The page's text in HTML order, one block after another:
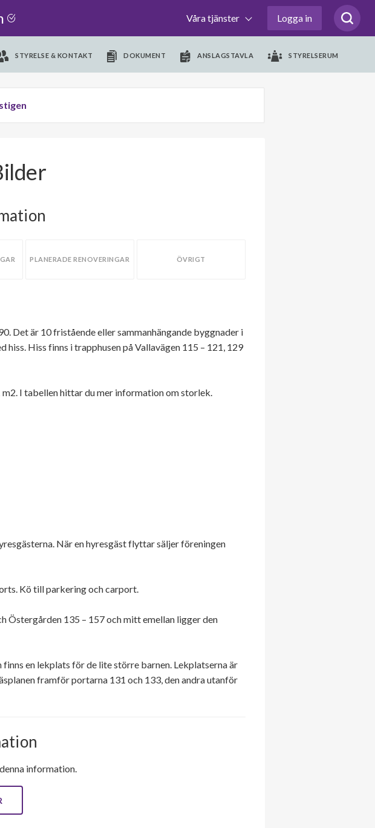
Våra tjänster Logga in
STYRELSE & KONTAKT DOKUMENT ANSLAGSTAVLA STYRELSERUM
PLANERADE RENOVERINGAR ÖVRIGT
Det är 10 fristående eller sammanhängande byggnader i
hiss. Hiss finns i trapphusen på Vallavägen 115 – 121, 129
I tabellen hittar du mer information om storlek.
När en hyresgäst flyttar säljer föreningen
Kö till parkering och carport.
Östergården 135 – 157 och mitt emellan ligger den
en lekplats för de lite större barnen. Lekplatserna är
framför portarna 131 och 133, den andra utanför
information.